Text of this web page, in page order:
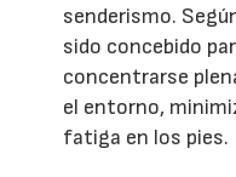
senderismo.
sido concebido
concentrarse
el entorno,
fatiga en los pies.